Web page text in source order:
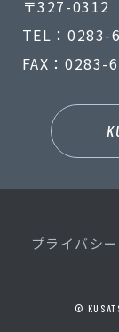
〒327-0312
TEL：0283-
FAX：0283-
プライバシ
©